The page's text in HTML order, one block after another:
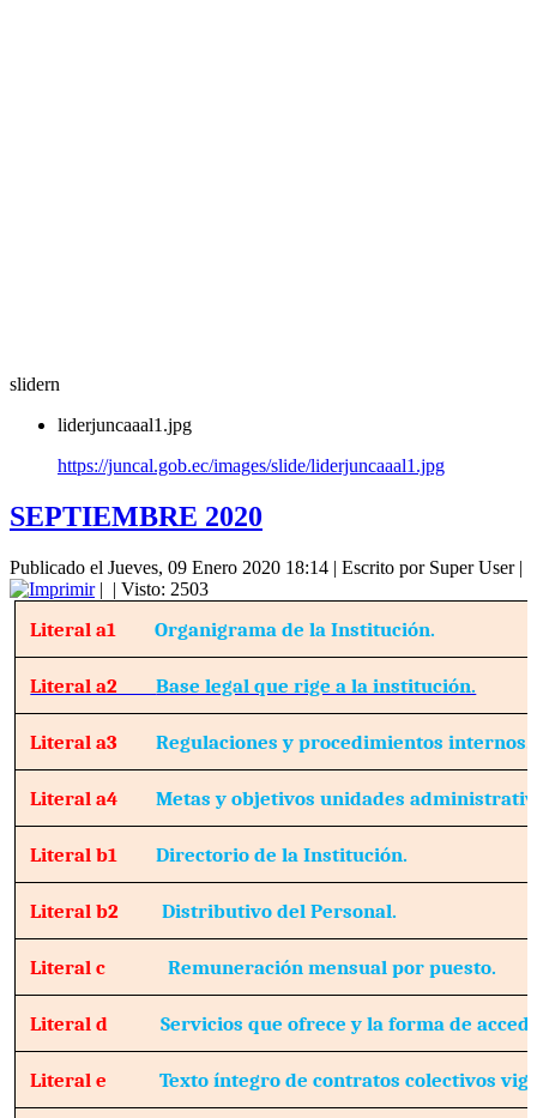
slidern
liderjuncaaal1.jpg
https://juncal.gob.ec/images/slide/liderjuncaaal1.jpg
SEPTIEMBRE 2020
Publicado el Jueves, 09 Enero 2020 18:14 | Escrito por Super User|
| | Visto: 2503
Literal a1Organigrama de la Institución.
Literal a2Base legal que rige a la institución.
Literal a3Regulaciones y procedimientos internos.
Literal a4Metas y objetivos unidades
Literal b1Directorio de la Institución.
Literal b2Distributivo del Personal.
Literal c Remuneración mensual por puesto.
Literal dServicios que ofrece y la forma de
Literal eTexto íntegro de contratos colectivos